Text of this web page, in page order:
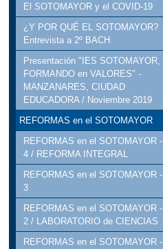
El SOTOMAYOR y el COVID-19
¿Y POR QUÉ EL SOTOMAYOR?
Entrevista a 2º BACH
Presentación "IES SOTOMAYOR,
FORMANDO en VALORES" -
MANZANARES, CIUDAD
EDUCADORA / Noviembre 2019
REFORMAS en el SOTOMAYOR
REFORMAS en el SOTOMAYOR -
4 / REFORMA INTEGRAL
REFORMAS en el SOTOMAYOR -
3
REFORMAS en el SOTOMAYOR -
2 / LABORATORIO de CIENCIAS
REFORMAS en el SOTOMAYOR -